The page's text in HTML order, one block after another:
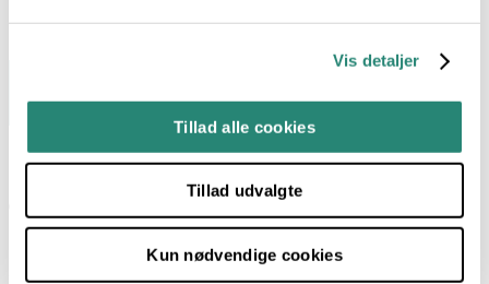
Vis detaljer
Tillad alle cookies
Tillad udvalgte
Kun nødvendige cookies
Hverdagsmad med omtanke